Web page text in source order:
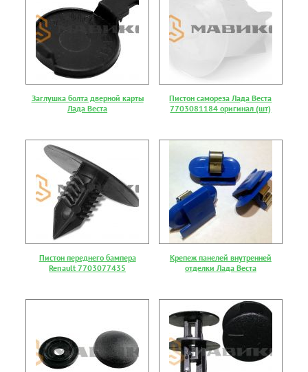
Заглушка болта дверной карты
Лада Веста
Пистон самореза Лада Веста
7703081184 оригинал (шт)
Пистон переднего бампера
Renault 7703077435
Крепеж панелей внутренней
отделки Лада Веста